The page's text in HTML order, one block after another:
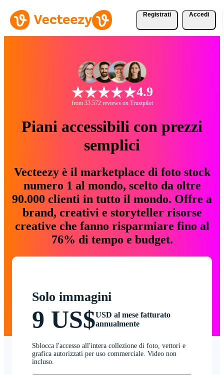
Registrati Accedi
4.9
from 33.572 reviews on Trustpilot
Piani accessibili con prezzi
semplici
Vecteezy è il marketplace di foto stock
numero 1 al mondo, scelto da oltre
90.000 clienti in tutto il mondo. Offre a
brand, creativi e storyteller risorse
creative che fanno risparmiare fino al
76% di tempo e budget.
Solo immagini
9 US$USD al mese fatturato
annualmente
Sblocca l'accesso all'intera collezione di foto, vettori e
grafica autorizzati per uso commerciale. Video non
incluso.